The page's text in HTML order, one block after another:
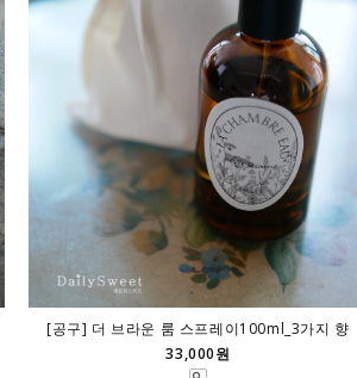
[공구] 더 브라운 룸 스프레이100ml_3가지 향
33,000원